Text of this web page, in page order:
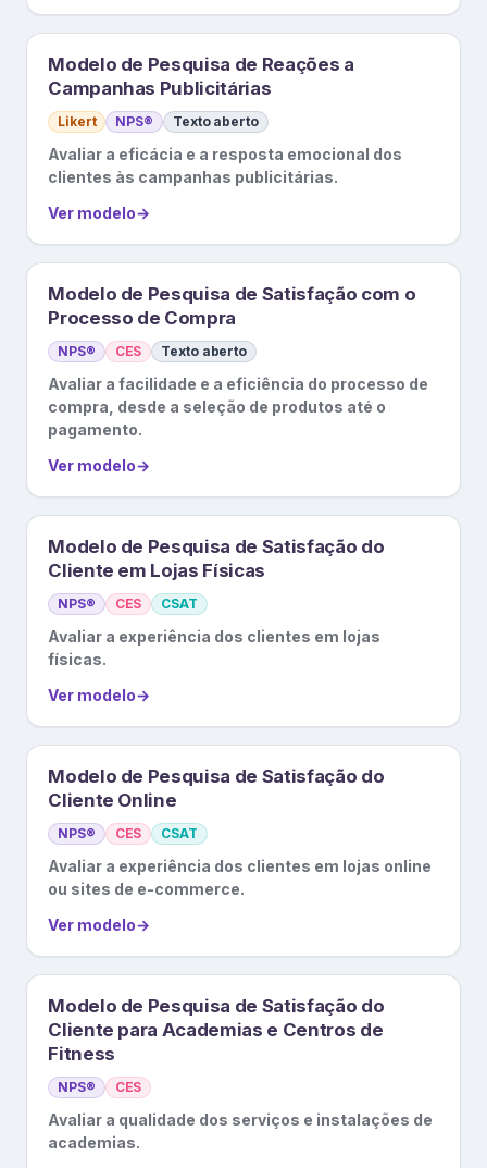
Modelo de Pesquisa de Reações a
Campanhas Publicitárias
Likert NPS® Texto aberto
Avaliar a eficácia e a resposta emocional dos
clientes às campanhas publicitárias.
Ver modelo→
Modelo de Pesquisa de Satisfação com o
Processo de Compra
NPS® CES Texto aberto
Avaliar a facilidade e a eficiência do processo de
compra, desde a seleção de produtos até o
pagamento.
Ver modelo→
Modelo de Pesquisa de Satisfação do
Cliente em Lojas Físicas
NPS® CES CSAT
Avaliar a experiência dos clientes em lojas
físicas.
Ver modelo→
Modelo de Pesquisa de Satisfação do
Cliente Online
NPS® CES CSAT
Avaliar a experiência dos clientes em lojas online
ou sites de e-commerce.
Ver modelo→
Modelo de Pesquisa de Satisfação do
Cliente para Academias e Centros de
Fitness
NPS® CES
Avaliar a qualidade dos serviços e instalações de
academias.